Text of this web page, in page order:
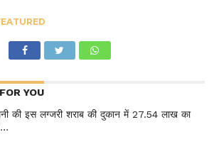
YOU
की इस लग्जरी शराब की दुकान में 27.54 लाख का